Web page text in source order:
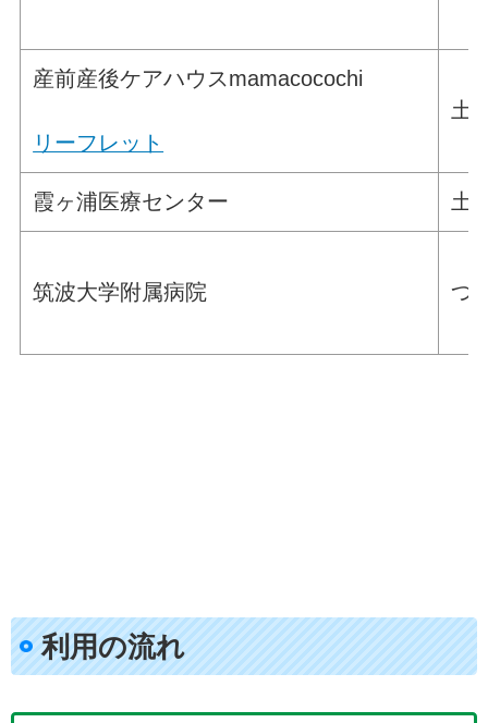
産前産後ケアハウスmamacocochi
リーフレット
土
霞ヶ浦医療センター 土
筑波大学附属病院 つ
利用の流れ